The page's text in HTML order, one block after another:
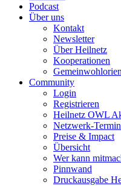
Podcast
Über uns
Kontakt
Newsletter
Über Heilnetz
Kooperationen
Community
Login
Registrieren
Heilnetz OWL
Netzwerk-
Preise & Impact
Übersicht
Wer kann
Pinnwand
Druckausgabe